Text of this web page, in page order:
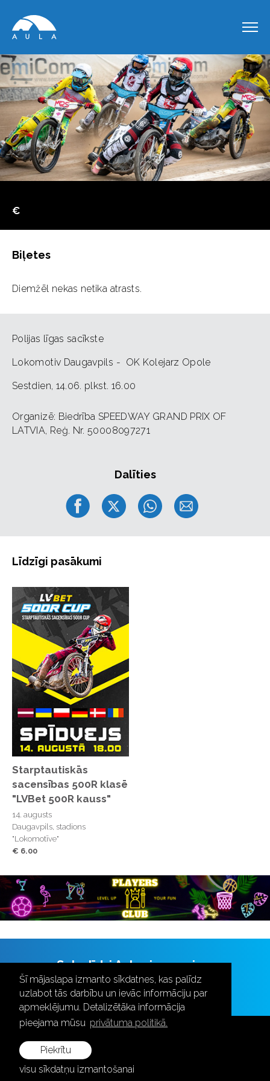
Šī mājaslapa izmanto sīkdatnes, kas palīdz
uzlabot tās darbību un ievāc informāciju par
apmeklējumu. Detalizētāka informācija
pieejama mūsu privātuma politikā.
Piekrītu
visu sīkdatņu izmantošanai
€
Biļetes
Diemžēl nekas netika atrasts.
Polijas līgas sacīkste
Lokomotiv Daugavpils - OK Kolejarz Opole
Sestdien, 14.06. plkst. 16.00
Organizē: Biedrība SPEEDWAY GRAND PRIX OF
LATVIA, Reģ. Nr. 50008097271
Dalīties
Līdzīgi pasākumi
Starptautiskās
sacensības 500R klasē
"LVBet 500R kauss"
14. augusts
Daugavpils, stadions
"Lokomotīve"
€ 6.00
Seko līdzi Aulas jaunumiem
+371 28787870